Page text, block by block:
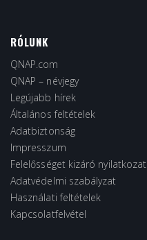
RÓLUNK
QNAP.com
QNAP – névjegy
Legújabb hírek
Általános feltételek
Adatbiztonság
Impresszum
Felelősséget kizáró nyilatkozat
Adatvédelmi szabályzat
Használati feltételek
Kapcsolatfelvétel